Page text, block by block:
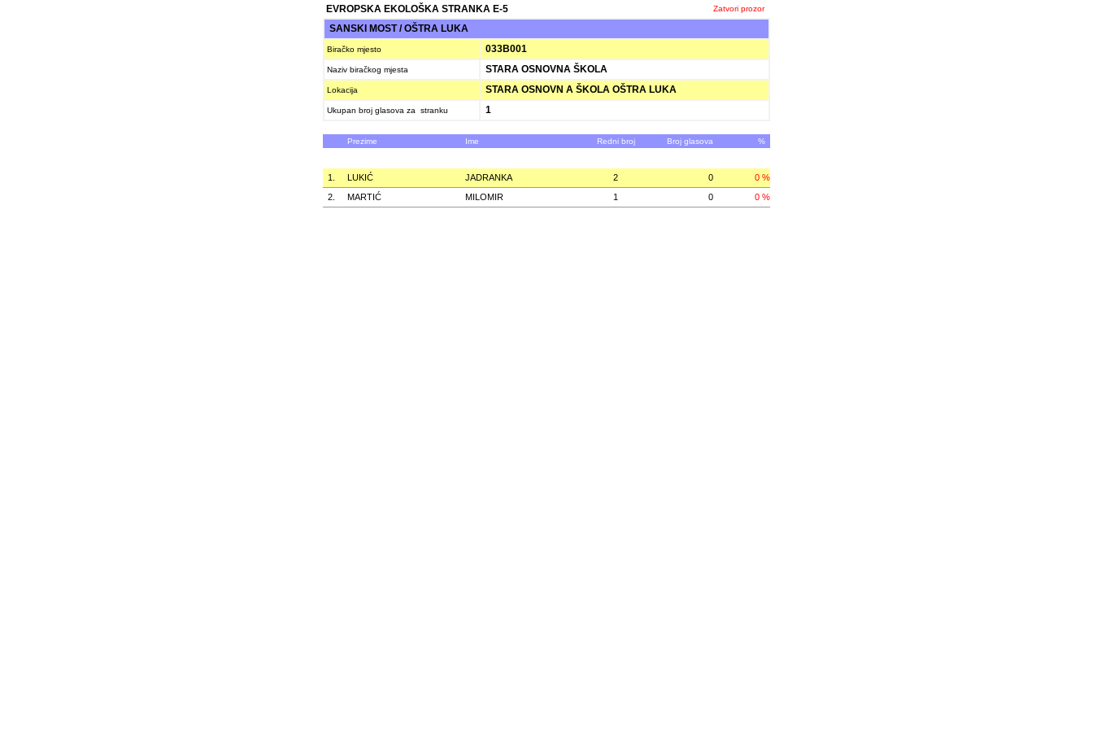
EVROPSKA EKOLOŠKA STRANKA E-5 Zatvori prozor
SANSKI MOST / OŠTRA LUKA
Biračko mjesto 033B001
Naziv biračkog mjesta STARA OSNOVNA ŠKOLA
Lokacija STARA OSNOVN A ŠKOLA OŠTRA LUKA
Ukupan broj glasova za stranku 1
Prezime Ime Redni broj Broj glasova %
1. LUKIĆ JADRANKA 2 0
0 %
2.
MARTIĆ MILOMIR 1 0 0 %